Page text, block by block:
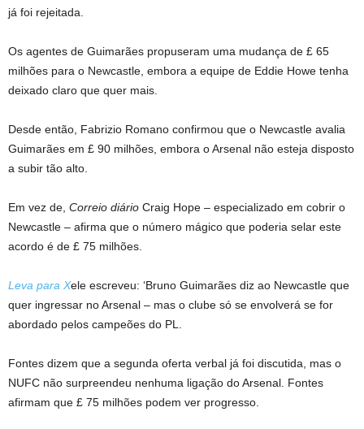
já foi rejeitada.
Os agentes de Guimarães propuseram uma mudança de £ 65
milhões para o Newcastle, embora a equipe de Eddie Howe tenha
deixado claro que quer mais.
Desde então, Fabrizio Romano confirmou que o Newcastle avalia
Guimarães em £ 90 milhões, embora o Arsenal não esteja disposto
a subir tão alto.
Em vez de, Correio diário Craig Hope – especializado em cobrir o
Newcastle – afirma que o número mágico que poderia selar este
acordo é de £ 75 milhões.
Leva para Xele escreveu: ‘Bruno Guimarães diz ao Newcastle que
quer ingressar no Arsenal – mas o clube só se envolverá se for
abordado pelos campeões do PL.
Fontes dizem que a segunda oferta verbal já foi discutida, mas o
NUFC não surpreendeu nenhuma ligação do Arsenal. Fontes
afirmam que £ 75 milhões podem ver progresso.